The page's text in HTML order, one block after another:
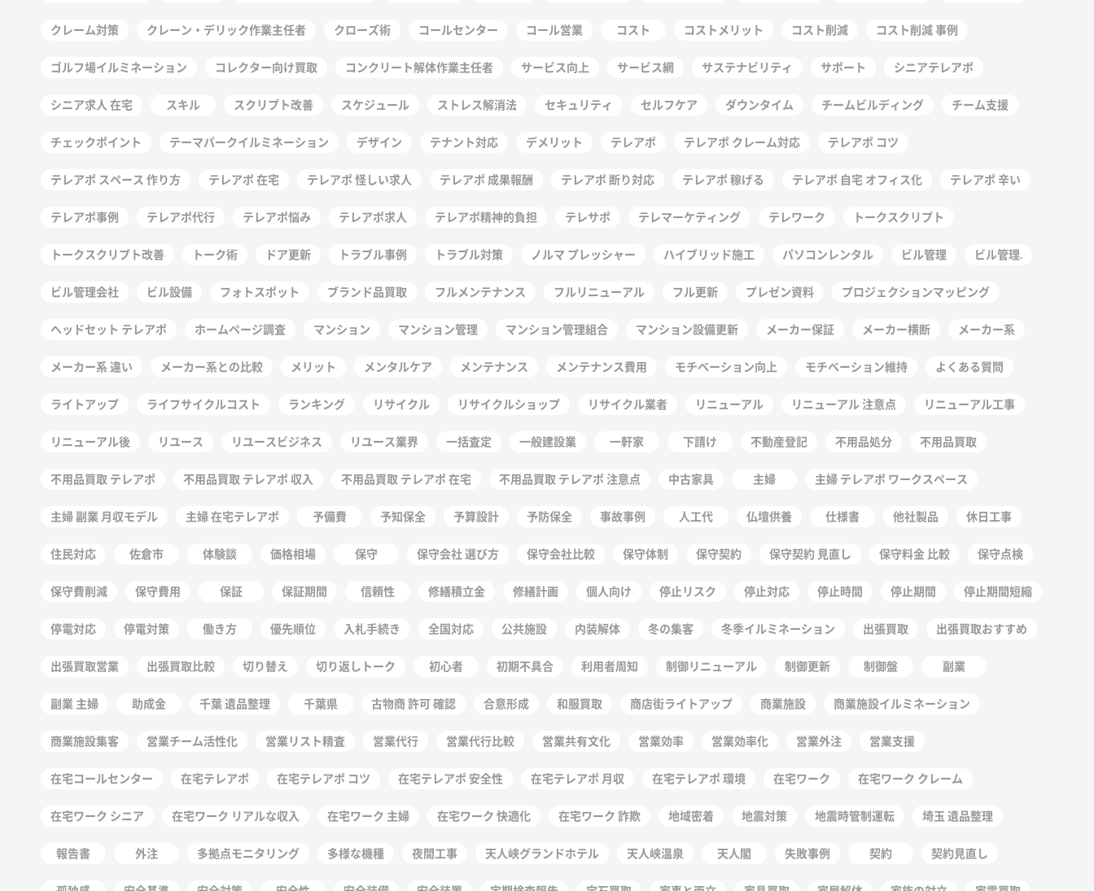
クレーム対策 クレーン・デリック作業主任者 クローズ術 コールセンター コール営業 コスト コストメリット コスト削減 コスト削減 事例
ゴルフ場イルミネーション コレクター向け買取 コンクリート解体作業主任者 サービス向上 サービス網 サステナビリティ サポート シニアテレアポ
シニア求人 在宅 スキル スクリプト改善 スケジュール ストレス解消法 セキュリティ セルフケア ダウンタイム チームビルディング チーム支援
チェックポイント テーマパークイルミネーション デザイン テナント対応 デメリット テレアポ テレアポ クレーム対応 テレアポ コツ
テレアポ スペース 作り方 テレアポ 在宅 テレアポ 怪しい求人 テレアポ 成果報酬 テレアポ 断り対応 テレアポ 稼げる テレアポ 自宅 オフィス化 テレアポ 辛い
テレアポ事例 テレアポ代行 テレアポ悩み テレアポ求人 テレアポ精神的負担 テレサポ テレマーケティング テレワーク トークスクリプト
トークスクリプト改善 トーク術 ドア更新 トラブル事例 トラブル対策 ノルマ プレッシャー ハイブリッド施工 パソコンレンタル ビル管理 ビル管理.
ビル管理会社 ビル設備 フォトスポット ブランド品買取 フルメンテナンス フルリニューアル フル更新 プレゼン資料 プロジェクションマッピング
ヘッドセット テレアポ ホームページ調査 マンション マンション管理 マンション管理組合 マンション設備更新 メーカー保証 メーカー横断 メーカー系
メーカー系 違い メーカー系との比較 メリット メンタルケア メンテナンス メンテナンス費用 モチベーション向上 モチベーション維持 よくある質問
ライトアップ ライフサイクルコスト ランキング リサイクル リサイクルショップ リサイクル業者 リニューアル リニューアル 注意点 リニューアル工事
リニューアル後 リユース リユースビジネス リユース業界 一括査定 一般建設業 一軒家 下請け 不動産登記 不用品処分 不用品買取
不用品買取 テレアポ 不用品買取 テレアポ 収入 不用品買取 テレアポ 在宅 不用品買取 テレアポ 注意点 中古家具 主婦 主婦 テレアポ ワークスペース
主婦 副業 月収モデル 主婦 在宅テレアポ 予備費 予知保全 予算設計 予防保全 事故事例 人工代 仏壇供養 仕様書 他社製品 休日工事
住民対応 佐倉市 体験談 価格相場 保守 保守会社 選び方 保守会社比較 保守体制 保守契約 保守契約 見直し 保守料金 比較 保守点検
保守費削減 保守費用 保証 保証期間 信頼性 修繕積立金 修繕計画 個人向け 停止リスク 停止対応 停止時間 停止期間 停止期間短縮
停電対応 停電対策 働き方 優先順位 入札手続き 全国対応 公共施設 内装解体 冬の集客 冬季イルミネーション 出張買取 出張買取おすすめ
出張買取営業 出張買取比較 切り替え 切り返しトーク 初心者 初期不具合 利用者周知 制御リニューアル 制御更新 制御盤 副業
副業 主婦 助成金 千葉 遺品整理 千葉県 古物商 許可 確認 合意形成 和服買取 商店街ライトアップ 商業施設 商業施設イルミネーション
商業施設集客 営業チーム活性化 営業リスト精査 営業代行 営業代行比較 営業共有文化 営業効率 営業効率化 営業外注 営業支援
在宅コールセンター 在宅テレアポ 在宅テレアポ コツ 在宅テレアポ 安全性 在宅テレアポ 月収 在宅テレアポ 環境 在宅ワーク 在宅ワーク クレーム
在宅ワーク シニア 在宅ワーク リアルな収入 在宅ワーク 主婦 在宅ワーク 快適化 在宅ワーク 詐欺 地域密着 地震対策 地震時管制運転 埼玉 遺品整理
報告書 外注 多拠点モニタリング 多様な機種 夜間工事 天人峡グランドホテル 天人峡温泉 天人閣 失敗事例 契約 契約見直し